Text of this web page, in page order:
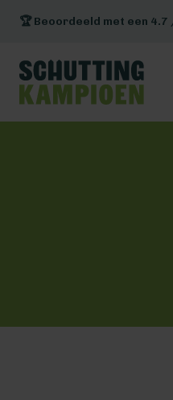
🏆 Beoordeeld met een 4.7